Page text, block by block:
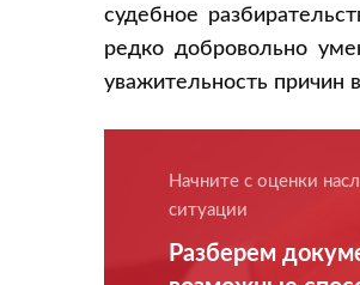
судебное
редко добровольно
уважительность причин
Начните с оценки
ситуации
Разберем